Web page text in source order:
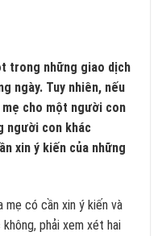
trong những giao dịch
ngày. Tuy nhiên, nếu
cho một người con
người con khác
xin ý kiến của những
có cần xin ý kiến và
phải xem xét hai